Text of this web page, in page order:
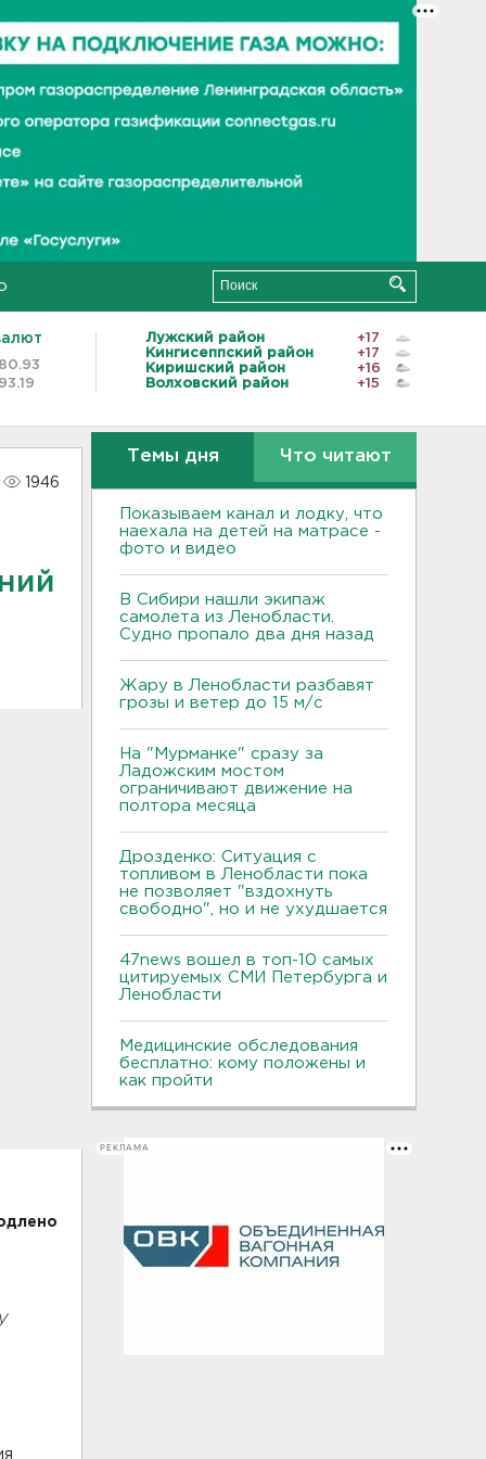
Лужский район
+17
Кингисеппский район
+17
Киришский район
+16
Волховский район
+15
1946
Темы дня Что читают
Показываем канал и лодку, что
наехала на детей на матрасе -
фото и видео
В Сибири нашли экипаж
самолета из Ленобласти.
Судно пропало два дня назад
Жару в Ленобласти разбавят
грозы и ветер до 15 м/с
На "Мурманке" сразу за
Ладожским мостом
ограничивают движение на
полтора месяца
Дрозденко: Ситуация с
топливом в Ленобласти пока
не позволяет "вздохнуть
свободно", но и не ухудшается
47news вошел в топ-10 самых
цитируемых СМИ Петербурга и
Ленобласти
Медицинские обследования
бесплатно: кому положены и
как пройти
РЕКЛАМА